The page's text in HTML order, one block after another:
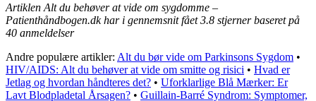
Artiklen Alt du behøver at vide om sygdomme –
Patienthåndbogen.dk har i gennemsnit fået3.8 stjerner baseret på
40 anmeldelser
Andre populære artikler: Alt du bør vide om Parkinsons Sygdom •
HIV/AIDS: Alt du behøver at vide om smitte og risici • Hvad er
Jetlag og hvordan håndteres det? • Uforklarlige Blå Mærker: Er
Lavt Blodpladetal Årsagen? • Guillain-Barré Syndrom: Symptomer,